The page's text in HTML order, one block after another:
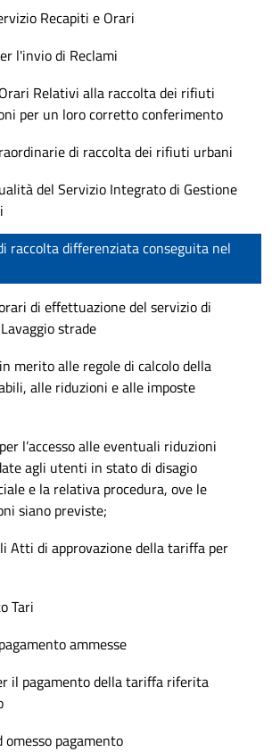
Recapiti e Orari
l'invio di Reclami
Relativi alla raccolta dei rifiuti
per un loro corretto conferimento
di raccolta dei rifiuti urbani
del Servizio Integrato di Gestione
raccolta differenziata conseguita nel
di effettuazione del servizio di
strade
merito alle regole di calcolo della
alle riduzioni e alle imposte
l’accesso alle eventuali riduzioni
agli utenti in stato di disagio
e la relativa procedura, ove le
siano previste;
Atti di approvazione della tariffa per
Tari
ammesse
il pagamento della tariffa riferita
omesso pagamento